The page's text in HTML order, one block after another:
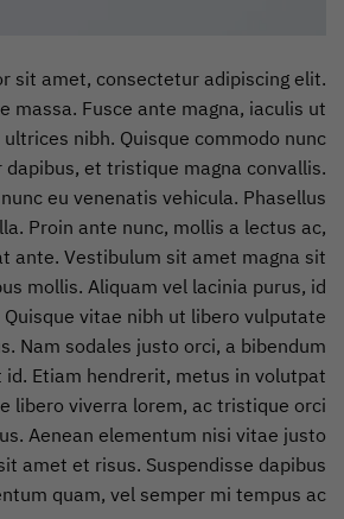
sit amet, consectetur adipiscing elit.
massa. Fusce ante magna, iaculis ut
nibh. Quisque commodo nunc
et tristique magna convallis.
eu venenatis vehicula. Phasellus
Proin ante nunc, mollis a lectus ac,
ante. Vestibulum sit amet magna sit
mollis. Aliquam vel lacinia purus, id
vitae nibh ut libero vulputate
Nam sodales justo orci, a bibendum
id. Etiam hendrerit, metus in volutpat
libero viverra lorem, ac tristique orci
Aenean elementum nisi vitae justo
amet et risus. Suspendisse dapibus
quam, vel semper mi tempus ac.